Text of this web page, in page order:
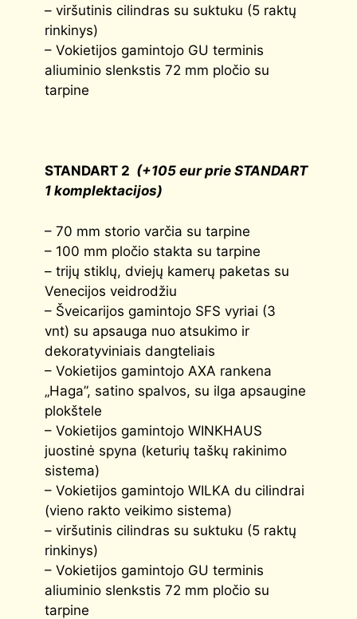
– viršutinis cilindras su suktuku (5 raktų
rinkinys)
– Vokietijos gamintojo GU terminis
aliuminio slenkstis 72 mm pločio su
tarpine
STANDART 2 (+105 eur prie STANDART
1 komplektacijos)
– 70 mm storio varčia su tarpine
– 100 mm pločio stakta su tarpine
– trijų stiklų, dviejų kamerų paketas su
Venecijos veidrodžiu
– Šveicarijos gamintojo SFS vyriai (3
vnt) su apsauga nuo atsukimo ir
dekoratyviniais dangteliais
– Vokietijos gamintojo AXA rankena
„Haga”, satino spalvos, su ilga apsaugine
plokštele
– Vokietijos gamintojo WINKHAUS
juostinė spyna (keturių taškų rakinimo
sistema)
– Vokietijos gamintojo WILKA du cilindrai
(vieno rakto veikimo sistema)
– viršutinis cilindras su suktuku (5 raktų
rinkinys)
– Vokietijos gamintojo GU terminis
aliuminio slenkstis 72 mm pločio su
tarpine